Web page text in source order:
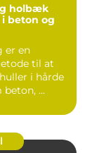
holbæk
beton og
er en
til at
i hårde
...